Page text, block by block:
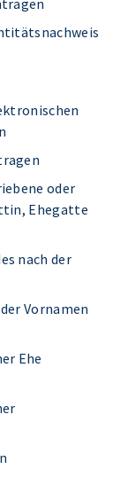
oder
Ehegatte
nach der
Vornamen
Ehe